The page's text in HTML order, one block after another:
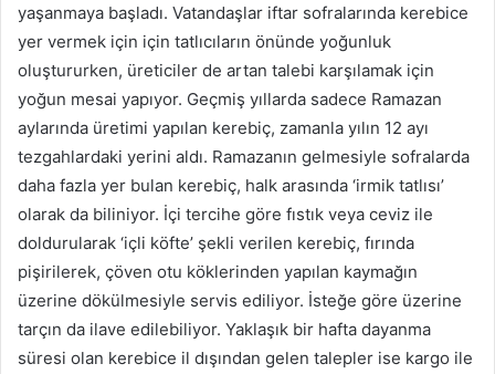
yaşanmaya başladı. Vatandaşlar iftar sofralarında kerebice
yer vermek için için tatlıcıların önünde yoğunluk
oluştururken, üreticiler de artan talebi karşılamak için
yoğun mesai yapıyor. Geçmiş yıllarda sadece Ramazan
aylarında üretimi yapılan kerebiç, zamanla yılın 12 ayı
tezgahlardaki yerini aldı. Ramazanın gelmesiyle sofralarda
daha fazla yer bulan kerebiç, halk arasında ‘irmik tatlısı’
olarak da biliniyor. İçi tercihe göre fıstık veya ceviz ile
doldurularak ‘içli köfte’ şekli verilen kerebiç, fırında
pişirilerek, çöven otu köklerinden yapılan kaymağın
üzerine dökülmesiyle servis ediliyor. İsteğe göre üzerine
tarçın da ilave edilebiliyor. Yaklaşık bir hafta dayanma
süresi olan kerebice il dışından gelen talepler ise kargo ile